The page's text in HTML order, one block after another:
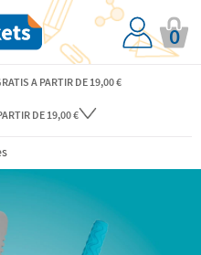
0
A PARTIR DE 19,00 €
DE 19,00 €